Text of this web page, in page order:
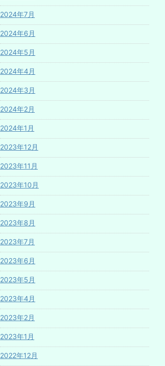
2024年7月
2024年6月
2024年5月
2024年4月
2024年3月
2024年2月
2024年1月
2023年12月
2023年11月
2023年10月
2023年9月
2023年8月
2023年7月
2023年6月
2023年5月
2023年4月
2023年2月
2023年1月
2022年12月